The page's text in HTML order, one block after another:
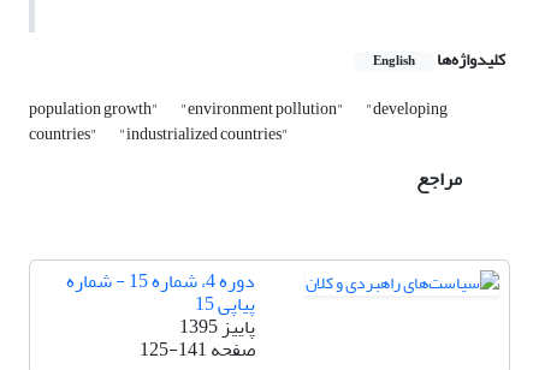
کلیدواژه‌ها English
population growth" "environment pollution" "developing
countries" "industrialized countries"
مراجع
دوره 4، شماره 15 - شماره
پیاپی 15
پاییز 1395
صفحه125-141